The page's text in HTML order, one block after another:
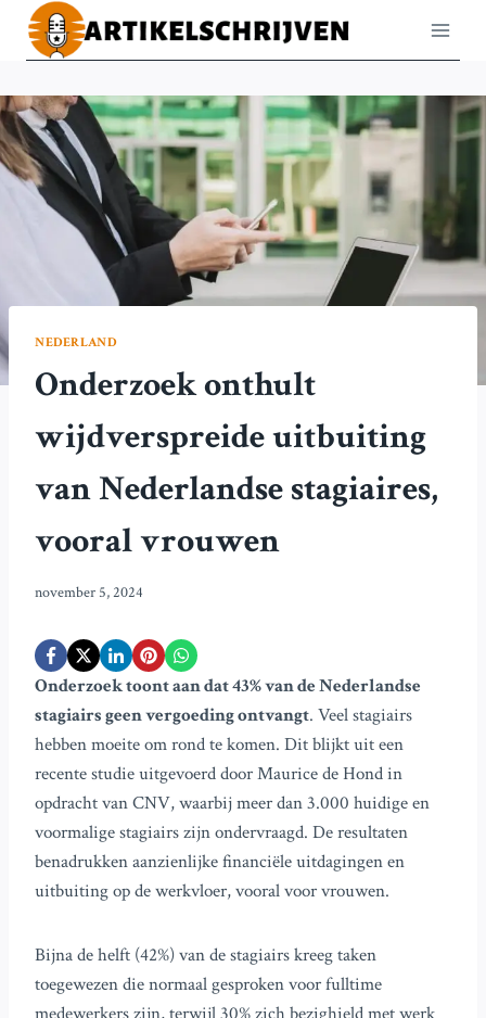
Doorgaan
naar
NEDERLAND
Onderzoek onthult
wijdverspreide uitbuiting
van Nederlandse stagiaires,
vooral vrouwen
november 5, 2024
Onderzoek toont aan dat 43% van de Nederlandse
stagiairs geen vergoeding ontvangt. Veel stagiairs
hebben moeite om rond te komen. Dit blijkt uit een
recente studie uitgevoerd door Maurice de Hond in
opdracht van CNV, waarbij meer dan 3.000 huidige en
voormalige stagiairs zijn ondervraagd. De resultaten
benadrukken aanzienlijke financiële uitdagingen en
uitbuiting op de werkvloer, vooral voor vrouwen.
Bijna de helft (42%) van de stagiairs kreeg taken
toegewezen die normaal gesproken voor fulltime